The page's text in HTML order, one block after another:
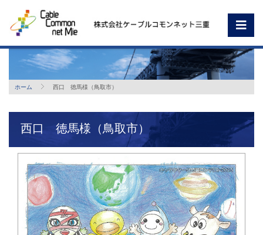
ホーム 西口 徳馬様（鳥取市）
西口 徳馬様（鳥取市）